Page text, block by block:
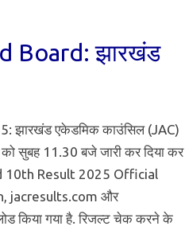
Board: झारखंड
झारखंड एकेडमिक काउंसिल (JAC)
को सुबह 11.30 बजे जारी कर दिया कर
10th Result 2025 Official
jacresults.com और
किया गया है. रिजल्ट चेक करने के